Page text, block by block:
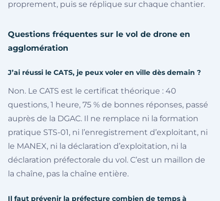
proprement, puis se réplique sur chaque chantier.
Questions fréquentes sur le vol de drone en
agglomération
J’ai réussi le CATS, je peux voler en ville dès demain ?
Non. Le CATS est le certificat théorique : 40
questions, 1 heure, 75 % de bonnes réponses, passé
auprès de la DGAC. Il ne remplace ni la formation
pratique STS-01, ni l’enregistrement d’exploitant, ni
le MANEX, ni la déclaration d’exploitation, ni la
déclaration préfectorale du vol. C’est un maillon de
la chaîne, pas la chaîne entière.
Il faut prévenir la préfecture combien de temps à